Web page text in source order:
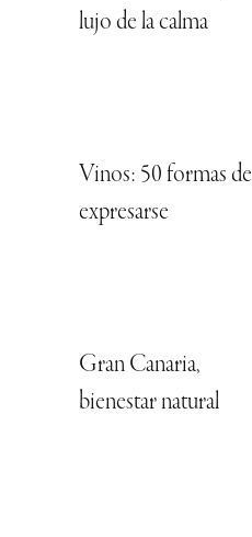
lujo de la calma
Vinos: 50 formas de
expresarse
Gran Canaria,
bienestar natural